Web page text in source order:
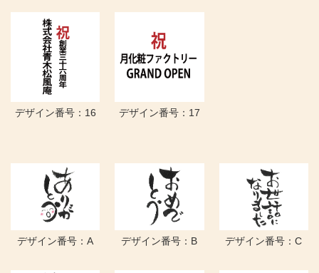
デザイン番号：16 デザイン番号：17
デザイン番号：A デザイン番号：B デザイン番号：C